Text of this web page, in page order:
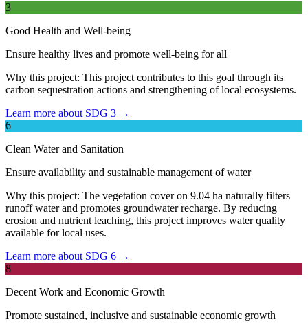
3
Good Health and Well-being
Ensure healthy lives and promote well-being for all
Why this project: This project contributes to this goal through its
carbon sequestration actions and strengthening of local ecosystems.
Learn more about SDG 3 →
6
Clean Water and Sanitation
Ensure availability and sustainable management of water
Why this project: The vegetation cover on 9.04 ha naturally filters
runoff water and promotes groundwater recharge. By reducing
erosion and nutrient leaching, this project improves water quality
available for local uses.
Learn more about SDG 6 →
8
Decent Work and Economic Growth
Promote sustained, inclusive and sustainable economic growth